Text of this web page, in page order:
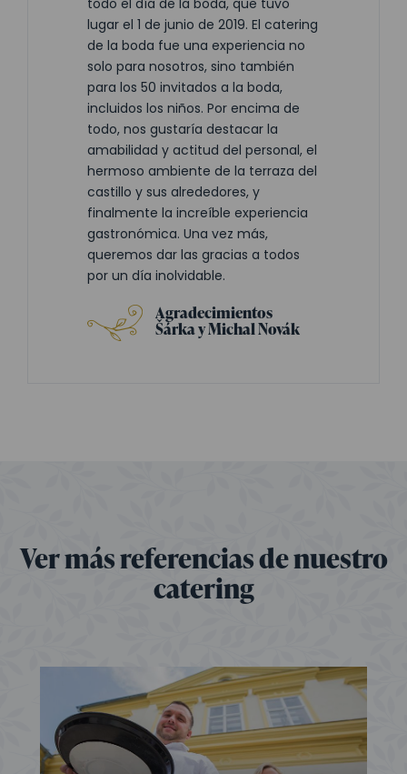
todo el día de la boda, que tuvo
lugar el 1 de junio de 2019. El catering
de la boda fue una experiencia no
solo para nosotros, sino también
para los 50 invitados a la boda,
incluidos los niños. Por encima de
todo, nos gustaría destacar la
amabilidad y actitud del personal, el
hermoso ambiente de la terraza del
castillo y sus alrededores, y
finalmente la increíble experiencia
gastronómica. Una vez más,
queremos dar las gracias a todos
por un día inolvidable.
Agradecimientos
Šárka y Michal Novák
Ver más referencias de nuestro
catering